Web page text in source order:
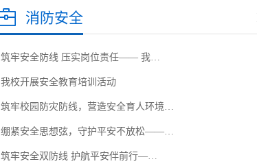
消防安全
筑牢安全防线 压实岗位责任—— 我…
我校开展安全教育培训活动
筑牢校园防灾防线，营造安全育人环境…
绷紧安全思想弦，守护平安不放松——…
筑牢安全双防线 护航平安伴前行—…